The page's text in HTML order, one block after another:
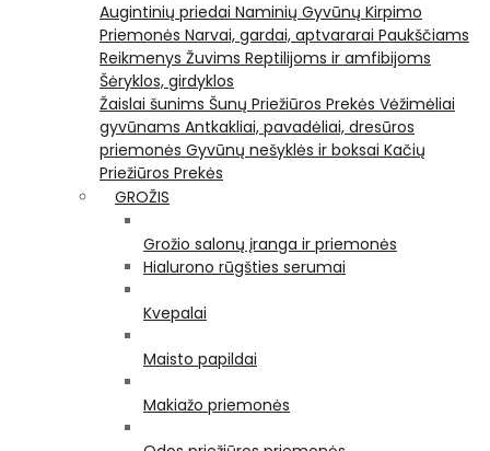
Augintinių priedai Naminių Gyvūnų Kirpimo
Priemonės Narvai, gardai, aptvararai Paukščiams
Reikmenys Žuvims Reptilijoms ir amfibijoms
Šėryklos, girdyklos
Žaislai šunims Šunų Priežiūros Prekės Vėžimėliai
gyvūnams Antkakliai, pavadėliai, dresūros
priemonės Gyvūnų nešyklės ir boksai Kačių
Priežiūros Prekės
GROŽIS
Grožio salonų įranga ir priemonės
Hialurono rūgšties serumai
Kvepalai
Maisto papildai
Makiažo priemonės